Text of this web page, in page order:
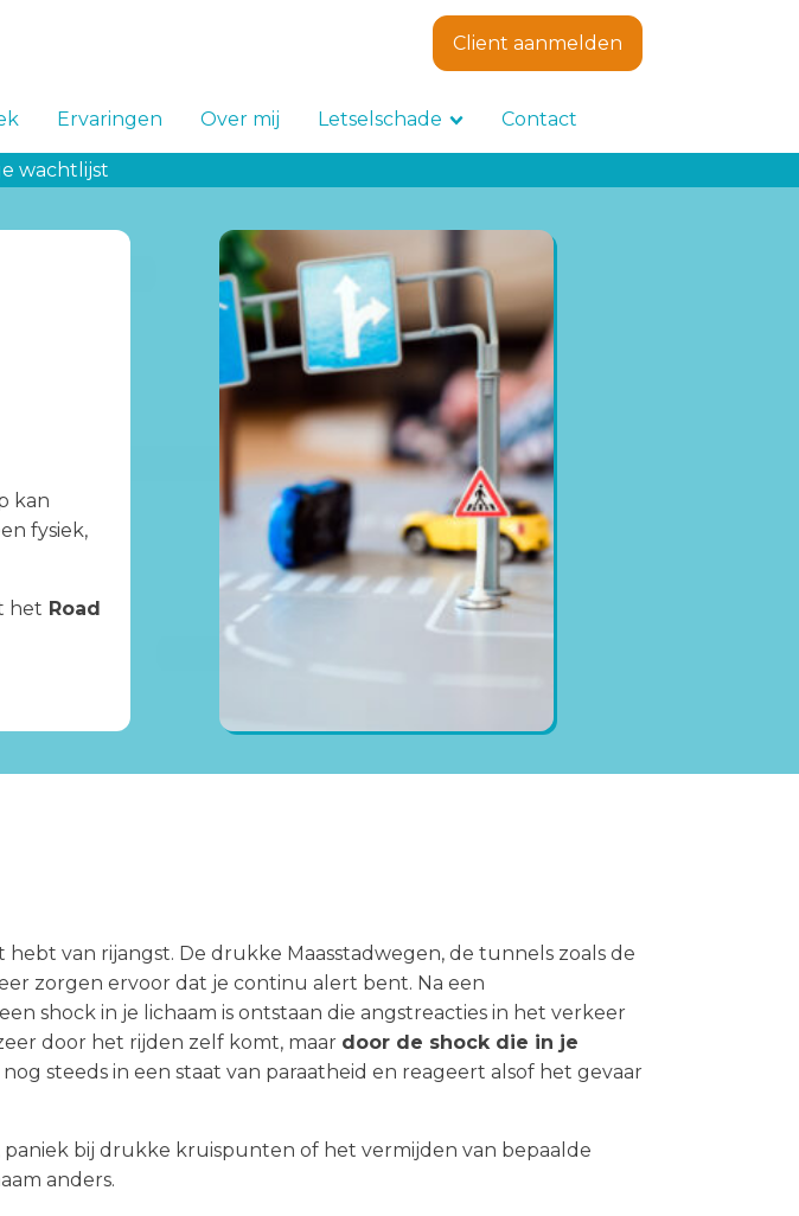
Client aanmelden
Ervaringen Over mij Letselschade Contact
wachtlijst
kan
fysiek,
het Road
van rijangst. De drukke Maasstadwegen, de tunnels zoals de
zorgen ervoor dat je continu alert bent. Na een
shock in je lichaam is ontstaan die angstreacties in het verkeer
door het rijden zelf komt, maar door de shock die in je
steeds in een staat van paraatheid en reageert alsof het gevaar
bij drukke kruispunten of het vermijden van bepaalde
anders.